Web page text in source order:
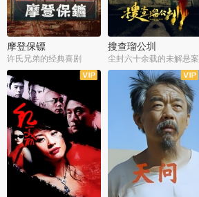
摩登保镖
许氏兄弟的经典喜剧
搜查瑠公圳
尘封六十余载的未解悬案